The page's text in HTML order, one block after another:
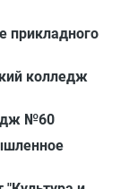
прикладного
колледж
№60